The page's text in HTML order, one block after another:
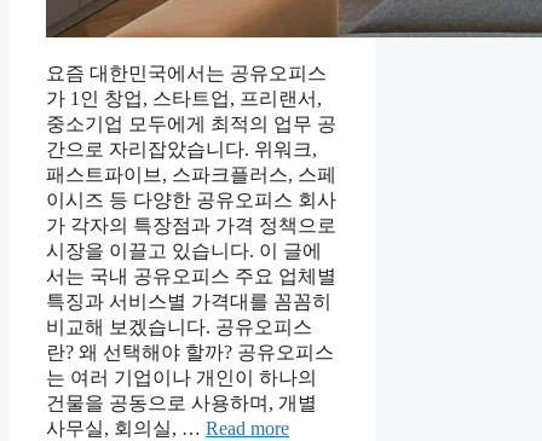
요즘 대한민국에서는 공유오피스
가 1인 창업, 스타트업, 프리랜서,
중소기업 모두에게 최적의 업무 공
간으로 자리잡았습니다. 위워크,
패스트파이브, 스파크플러스, 스페
이시즈 등 다양한 공유오피스 회사
가 각자의 특장점과 가격 정책으로
시장을 이끌고 있습니다. 이 글에
서는 국내 공유오피스 주요 업체별
특징과 서비스별 가격대를 꼼꼼히
비교해 보겠습니다. 공유오피스
란? 왜 선택해야 할까? 공유오피스
는 여러 기업이나 개인이 하나의
건물을 공동으로 사용하며, 개별
사무실, 회의실, … Read more